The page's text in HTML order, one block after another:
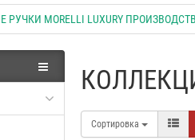
РУЧКИ MORELLI LUXURY
Сортировка